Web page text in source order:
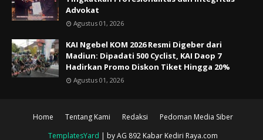
Advokat
Agustus 01, 2026
KAI Ngebel KOM 2026 Resmi Digeber dari
Madiun: Dipadati 500 Cyclist, KAI Daop 7
Hadirkan Promo Diskon Tiket Hingga 20%
Agustus 01, 2026
Home Tentang Kami Redaksi
Pedoman Media Siber
TemplatesYard | by AG 892 Kabar Kediri Raya.com